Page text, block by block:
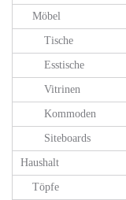
Möbel
Tische
Esstische
Vitrinen
Kommoden
Siteboards
Haushalt
Töpfe